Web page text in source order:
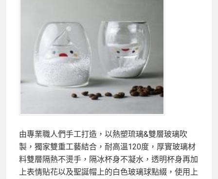
由專業職人們手工打造，以熱塑琉璃&雙層玻璃吹
製，獨家雙重工藝結合，耐高溫120度，厚實玻璃材
料雙層隔熱不燙手，隔冰杯身不凝水，透明杯身再加
上表情貼花以及聖誕帽上的白色玻璃球點綴，使用上